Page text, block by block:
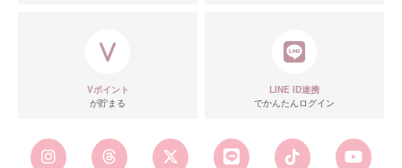
Vポイント
が貯まる
LINE ID連携
でかんたんログイン